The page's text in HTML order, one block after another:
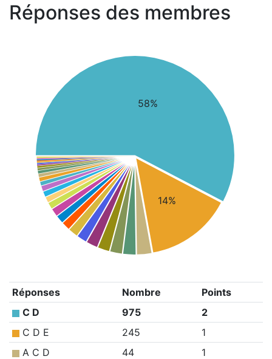
Réponses des membres
58%
14%
Réponses Nombre
Points
C D
975
2
C D E
245
1
A C D
44
1